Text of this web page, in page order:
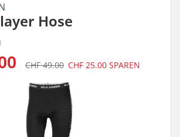
Hose
CHF 49.00 CHF 25.00 SPAREN